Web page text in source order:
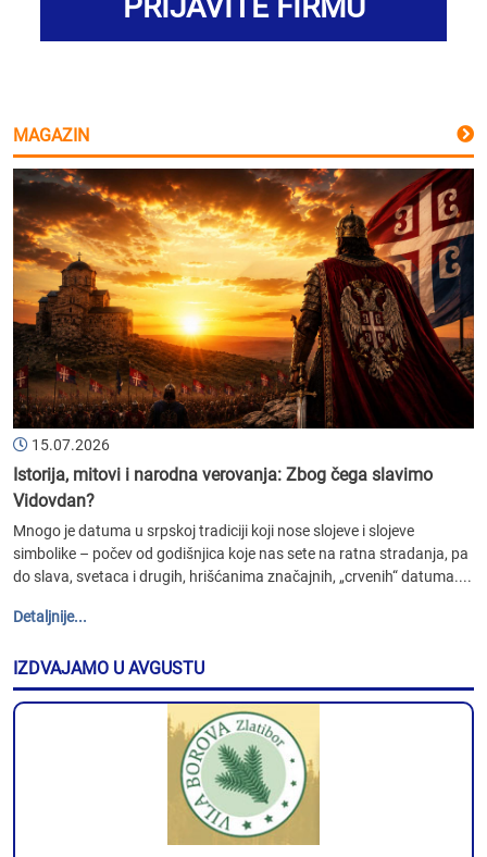
MAGAZIN
15.07.2026
Istorija, mitovi i narodna verovanja: Zbog čega slavimo
Vidovdan?
Mnogo je datuma u srpskoj tradiciji koji nose slojeve i slojeve
simbolike – počev od godišnjica koje nas sete na ratna stradanja, pa
do slava, svetaca i drugih, hrišćanima značajnih, „crvenih“ datuma....
Detaljnije...
IZDVAJAMO U AVGUSTU